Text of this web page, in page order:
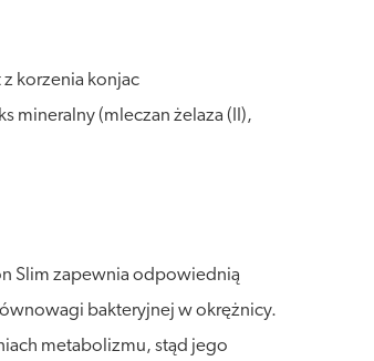
z korzenia konjac
mineralny (mleczan żelaza (II),
Slim zapewnia odpowiednią
bakteryjnej w okrężnicy.
metabolizmu, stąd jego